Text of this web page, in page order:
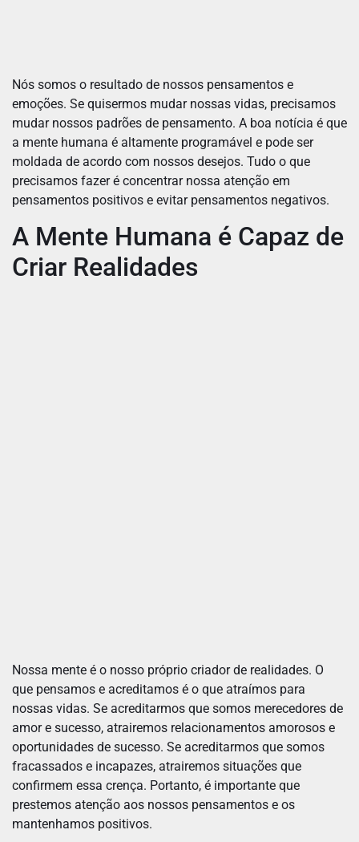
Nós somos o resultado de nossos pensamentos e
emoções. Se quisermos mudar nossas vidas, precisamos
mudar nossos padrões de pensamento. A boa notícia é que
a mente humana é altamente programável e pode ser
moldada de acordo com nossos desejos. Tudo o que
precisamos fazer é concentrar nossa atenção em
pensamentos positivos e evitar pensamentos negativos.
A Mente Humana é Capaz de
Criar Realidades
Nossa mente é o nosso próprio criador de realidades. O
que pensamos e acreditamos é o que atraímos para
nossas vidas. Se acreditarmos que somos merecedores de
amor e sucesso, atrairemos relacionamentos amorosos e
oportunidades de sucesso. Se acreditarmos que somos
fracassados e incapazes, atrairemos situações que
confirmem essa crença. Portanto, é importante que
prestemos atenção aos nossos pensamentos e os
mantenhamos positivos.